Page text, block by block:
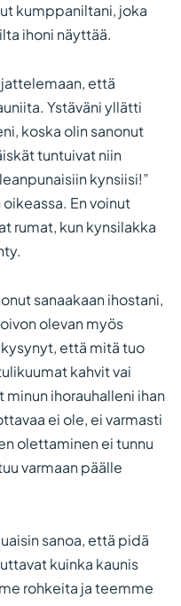
kumppaniltani, joka
ihoni näyttää.
että
Ystäväni yllätti
koska olin sanonut
tuntuivat niin
kynsiisi!”
oikeassa. En voinut
rumat, kun kynsilakka
sanaakaan ihostani,
olevan myös
että mitä tuo
kahvit vai
ihorauhalleni ihan
ei ole, ei varmasti
olettaminen ei tunnu
varmaan päälle
sanoa, että pidä
kuinka kaunis
rohkeita ja teemme